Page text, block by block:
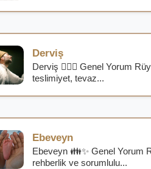
Derviş
Derviş 🧙‍♂️✨ Genel Yorum
teslimiyet, tevaz...
Ebeveyn
Ebeveyn 👪✨ Genel Yorum
rehberlik ve sorumlulu...